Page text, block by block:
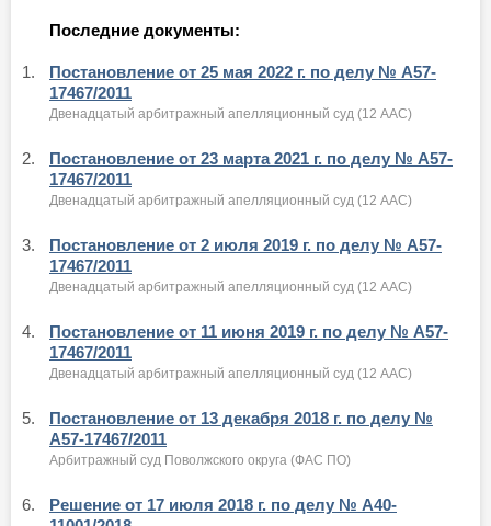
Последние документы:
1.
Постановление от 25 мая 2022 г. по делу № А57-
17467/2011
Двенадцатый арбитражный апелляционный суд (12 ААС)
2.
Постановление от 23 марта 2021 г. по делу № А57-
17467/2011
Двенадцатый арбитражный апелляционный суд (12 ААС)
3.
Постановление от 2 июля 2019 г. по делу № А57-
17467/2011
Двенадцатый арбитражный апелляционный суд (12 ААС)
4.
Постановление от 11 июня 2019 г. по делу № А57-
17467/2011
Двенадцатый арбитражный апелляционный суд (12 ААС)
5.
Постановление от 13 декабря 2018 г. по делу №
А57-17467/2011
Арбитражный суд Поволжского округа (ФАС ПО)
6.
Решение от 17 июля 2018 г. по делу № А40-